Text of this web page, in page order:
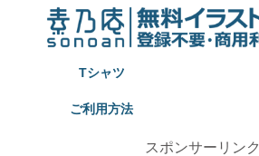
Tシャツ
ご利用方法
スポンサーリンク